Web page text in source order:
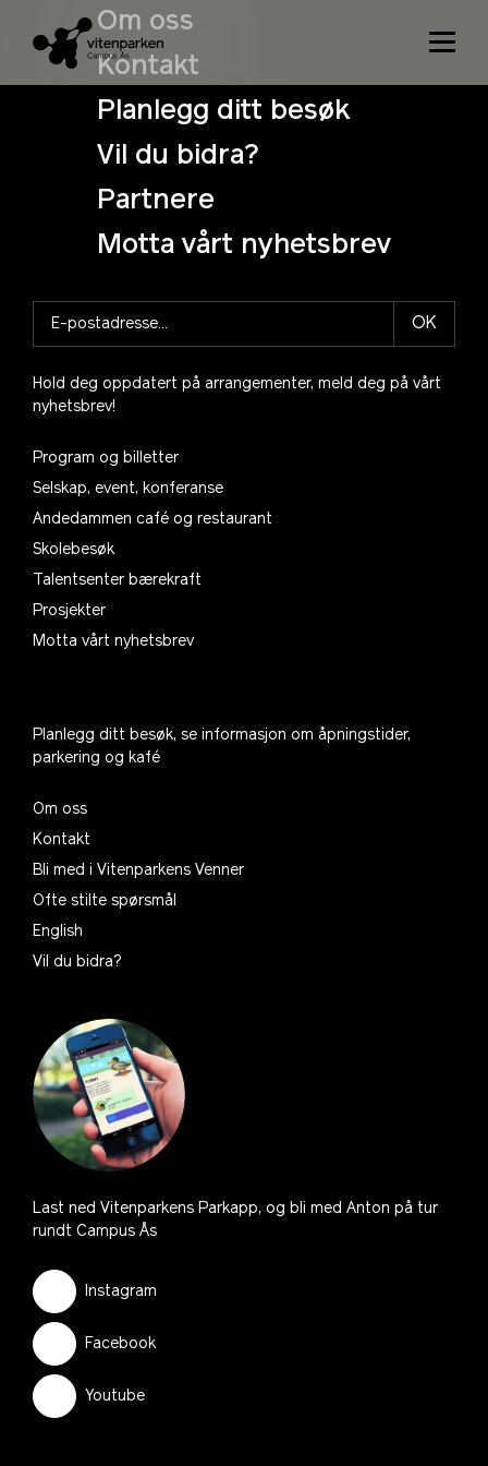
Om oss
Kontakt
Planlegg ditt besøk
Vil du bidra?
Partnere
Motta vårt nyhetsbrev
Whoops!
No order information is available because no purchase was
OK
Hold deg oppdatert på arrangementer, meld deg på vårt
nyhetsbrev!
Program og billetter
Selskap, event, konferanse
Andedammen café og restaurant
Skolebesøk
Talentsenter bærekraft
Prosjekter
Motta vårt nyhetsbrev
Planlegg ditt besøk, se informasjon om åpningstider,
parkering og kafé
Om oss
Kontakt
Bli med i Vitenparkens Venner
Ofte stilte spørsmål
English
Vil du bidra?
Last ned Vitenparkens Parkapp, og bli med Anton på tur
rundt Campus Ås
Instagram
Facebook
Youtube